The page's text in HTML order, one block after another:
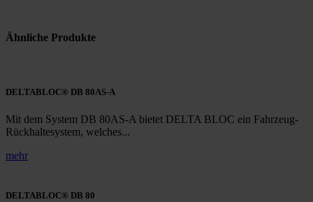
Ähnliche Produkte
DELTABLOC® DB 80AS-A
Mit dem System DB 80AS-A bietet DELTA BLOC ein Fahrzeug-
Rückhaltesystem, welches...
mehr
DELTABLOC® DB 80